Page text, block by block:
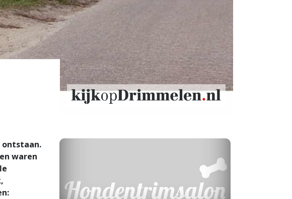
ontstaan.
waren